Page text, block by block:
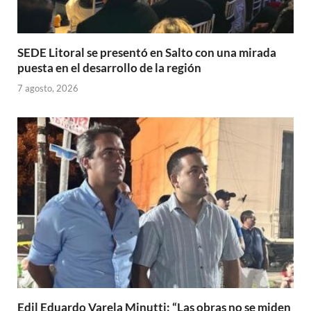
SEDE Litoral se presentó en Salto con una mirada
puesta en el desarrollo de la región
7 agosto, 2026
Edil Eduardo Varela Minutti: “Las obras no se miden